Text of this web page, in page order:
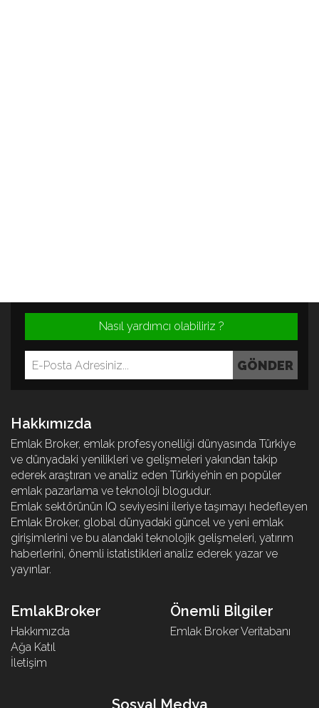
Nasıl yardımcı olabiliriz ?
Hakkımızda
Emlak Broker, emlak profesyonelliği dünyasında Türkiye
ve dünyadaki yenilikleri ve gelişmeleri yakından takip
ederek araştıran ve analiz eden Türkiye’nin en popüler
emlak pazarlama ve teknoloji blogudur.
Emlak sektörünün IQ seviyesini ileriye taşımayı hedefleyen
Emlak Broker, global dünyadaki güncel ve yeni emlak
girişimlerini ve bu alandaki teknolojik gelişmeleri, yatırım
haberlerini, önemli istatistikleri analiz ederek yazar ve
yayınlar.
EmlakBroker
Hakkımızda
Ağa Katıl
İletişim
Önemli Bİlgiler
Emlak Broker Veritabanı